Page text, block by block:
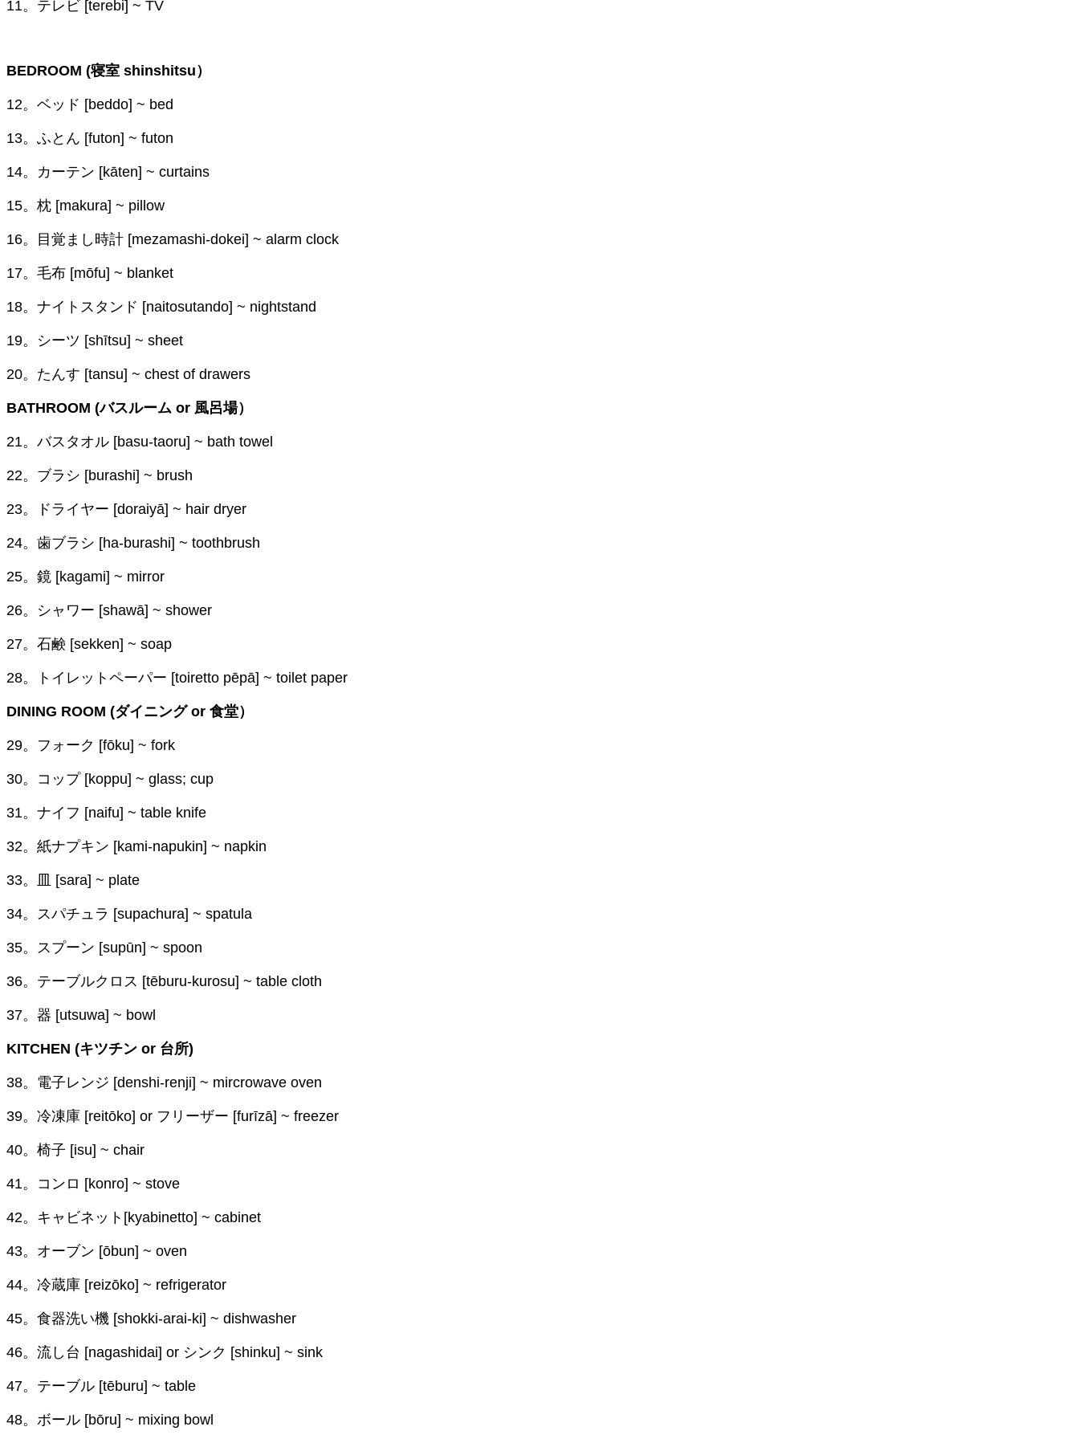
11。テレビ [terebi] ~ TV
BEDROOM (寝室 shinshitsu）
12。ベッド [beddo] ~ bed
13。ふとん [futon] ~ futon
14。カーテン [kāten] ~ curtains
15。枕 [makura] ~ pillow
16。目覚まし時計 [mezamashi-dokei] ~ alarm clock
17。毛布 [mōfu] ~ blanket
18。ナイトスタンド [naitosutando] ~ nightstand
19。シーツ [shītsu] ~ sheet
20。たんす [tansu] ~ chest of drawers
BATHROOM (バスルーム or 風呂場）
21。バスタオル [basu-taoru] ~ bath towel
22。ブラシ [burashi] ~ brush
23。ドライヤー [doraiyā] ~ hair dryer
24。歯ブラシ [ha-burashi] ~ toothbrush
25。鏡 [kagami] ~ mirror
26。シャワー [shawā] ~ shower
27。石鹸 [sekken] ~ soap
28。トイレットペーパー [toiretto pēpā] ~ toilet paper
DINING ROOM (ダイニング or 食堂）
29。フォーク [fōku] ~ fork
30。コップ [koppu] ~ glass; cup
31。ナイフ [naifu] ~ table knife
32。紙ナプキン [kami-napukin] ~ napkin
33。皿 [sara] ~ plate
34。スパチュラ [supachura] ~ spatula
35。スプーン [supūn] ~ spoon
36。テーブルクロス [tēburu-kurosu] ~ table cloth
37。器 [utsuwa] ~ bowl
KITCHEN (キツチン or 台所)
38。電子レンジ [denshi-renji] ~ mircrowave oven
39。冷凍庫 [reitōko] or フリーザー [furīzā] ~ freezer
40。椅子 [isu] ~ chair
41。コンロ [konro] ~ stove
42。キャビネット[kyabinetto] ~ cabinet
43。オーブン [ōbun] ~ oven
44。冷蔵庫 [reizōko] ~ refrigerator
45。食器洗い機 [shokki-arai-ki] ~ dishwasher
46。流し台 [nagashidai] or シンク [shinku] ~ sink
47。テーブル [tēburu] ~ table
48。ボール [bōru] ~ mixing bowl